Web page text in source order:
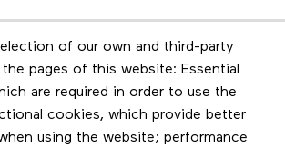
of our own and third-party
pages of this website: Essential
are required in order to use the
cookies, which provide better
using the website; performance
Newsletter
by subscribing to the newsletter
Les éditions Esse